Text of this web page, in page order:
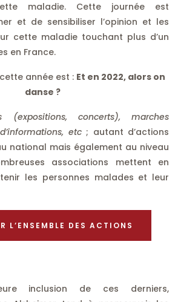
maladie. Cette journée est
et de sensibiliser l’opinion et les
cette maladie touchant plus d’un
en France.
année est : Et en 2022, alors on
danse ?
(expositions, concerts), marches
etc; autant d’actions
national mais également au niveau
associations mettent en
les personnes malades et leur
L’ENSEMBLE DES ACTIONS
inclusion de ces derniers,